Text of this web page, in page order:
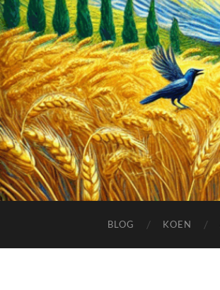
BLOG KOEN